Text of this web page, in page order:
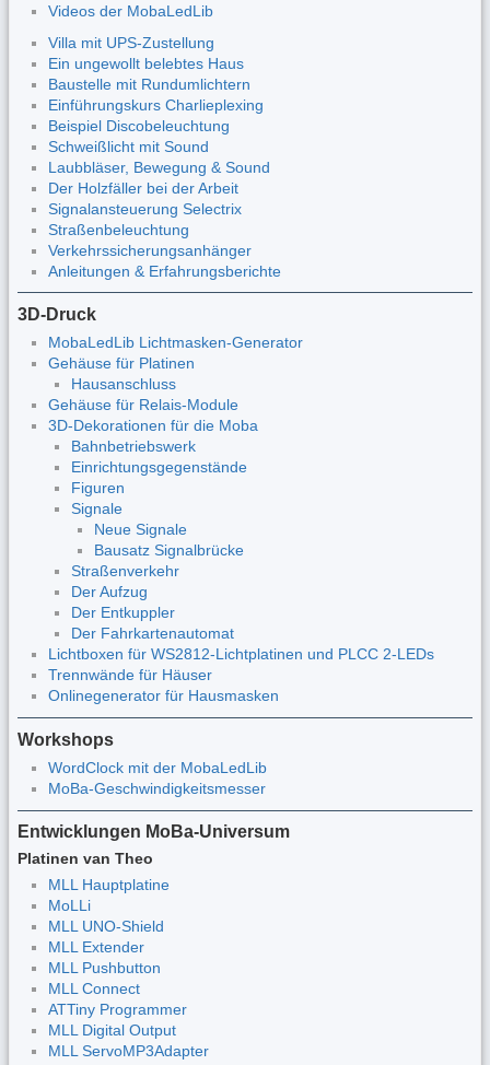
Videos der MobaLedLib
Villa mit UPS-Zustellung
Ein ungewollt belebtes Haus
Baustelle mit Rundumlichtern
Einführungskurs Charlieplexing
Beispiel Discobeleuchtung
Schweißlicht mit Sound
Laubbläser, Bewegung & Sound
Der Holzfäller bei der Arbeit
Signalansteuerung Selectrix
Straßenbeleuchtung
Verkehrssicherungsanhänger
Anleitungen & Erfahrungsberichte
3D-Druck
MobaLedLib Lichtmasken-Generator
Gehäuse für Platinen
Hausanschluss
Gehäuse für Relais-Module
3D-Dekorationen für die Moba
Bahnbetriebswerk
Einrichtungsgegenstände
Figuren
Signale
Neue Signale
Bausatz Signalbrücke
Straßenverkehr
Der Aufzug
Der Entkuppler
Der Fahrkartenautomat
Lichtboxen für WS2812-Lichtplatinen und PLCC 2-LEDs
Trennwände für Häuser
Onlinegenerator für Hausmasken
Workshops
WordClock mit der MobaLedLib
MoBa-Geschwindigkeitsmesser
Entwicklungen MoBa-Universum
Platinen van Theo
MLL Hauptplatine
MoLLi
MLL UNO-Shield
MLL Extender
MLL Pushbutton
MLL Connect
ATTiny Programmer
MLL Digital Output
MLL ServoMP3Adapter